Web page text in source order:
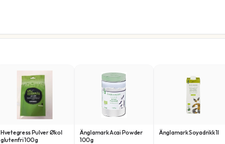
Hvetegress Pulver Økol
glutenfri 100g
Änglamark Acai Powder
100g
Änglamark Soyadrikk 1l